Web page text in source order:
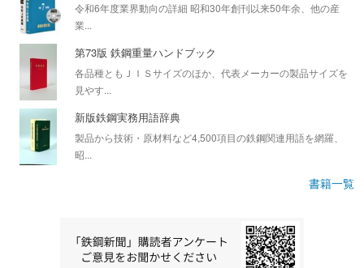
令和6年度業界動向の詳細 昭和30年創刊以来50年余、他の産
業...
第73版 鉄鋼重量ハンドブック
各品種ともＪＩＳサイズのほか、代表メーカーの製品サイズを
見やす...
新版鉄鋼実務用語辞典
製品から技術・原材料など4,500項目の鉄鋼関連用語を網羅、
昭...
書籍一覧